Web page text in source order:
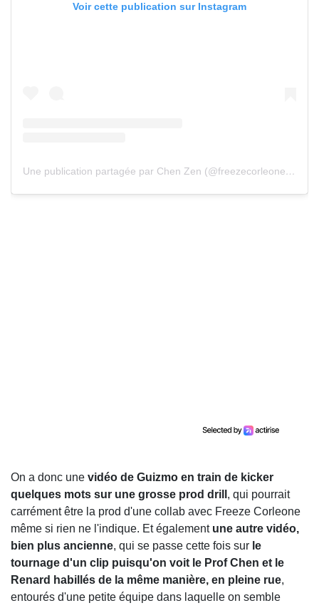
Voir cette publication sur Instagram
Une publication partagée par Chen Zen (@freezecorleone.667)
On a donc une vidéo de Guizmo en train de kicker
quelques mots sur une grosse prod drill , qui pourrait
carrément être la prod d'une collab avec Freeze Corleone
même si rien ne l'indique. Et égalementune autre vidéo,
bien plus ancienne, qui se passe cette fois sur le
tournage d'un clip puisqu'on voit le Prof Chen et le
Renard habillés de la même manière, en pleine rue,
entourés d'une petite équipe dans laquelle on semble